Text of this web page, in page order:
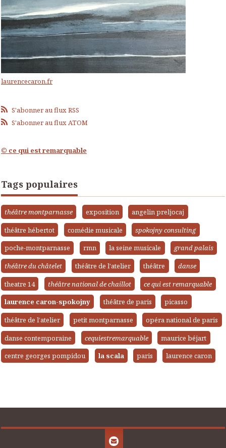
laurencecaron.fr
S'abonner au flux RSS
S'abonner au flux ATOM
© ce qui est remarquable
Tags populaires
théâtre montparnasse exposition
angelin preljocaj
théâtre hébertot
comédie musicale
spokojny consulting
poche-montparnasse
rmn la seine musicale
grand palais
théâtre du châtelet
théâtre de l'atelier théâtre
danse
theatre 14
théâtre national de chaillot
ce qui est remarquable
laurence caron-spokojny
théâtre de paris
picasso
théâtre de l’atelier
petit montparnasse
opéra national de paris
danse contemporaine
cequiestremarquable
maurice béjart
centre georges pompidou
la scala paris laurence caron